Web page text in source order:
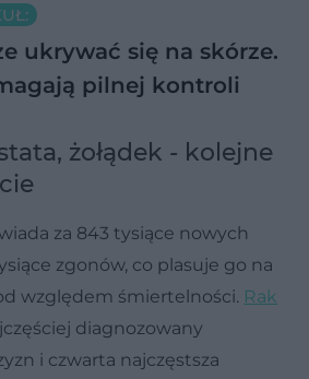
ukrywać się na skórze.
pilnej kontroli
żołądek - kolejne
za 843 tysiące nowych
zgonów, co plasuje go na
względem śmiertelności. Rak
diagnozowany
i czwarta najczęstsza